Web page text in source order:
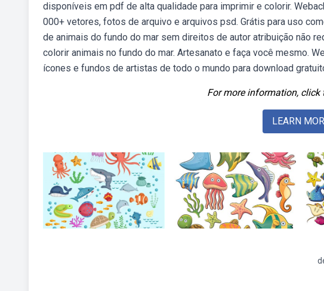
disponíveis em pdf de alta qualidade para imprimir e colorir.
000+ vetores, fotos de arquivo e arquivos psd. Grátis para uso
de animais do fundo do mar sem direitos de autor atribuição não
colorir animais no fundo do mar. Artesanato e faça você mesmo.
ícones e fundos de artistas de todo o mundo para download
For more information, click
LEARN